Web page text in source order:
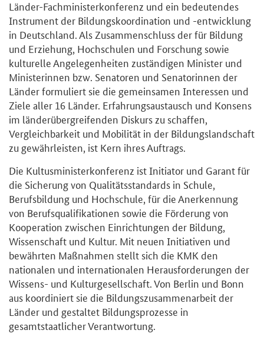
Länder-Fachministerkonferenz und ein bedeutendes
Instrument der Bildungskoordination und -entwicklung
in Deutschland. Als Zusammenschluss der für Bildung
und Erziehung, Hochschulen und Forschung sowie
kulturelle Angelegenheiten zuständigen Minister und
Ministerinnen bzw. Senatoren und Senatorinnen der
Länder formuliert sie die gemeinsamen Interessen und
Ziele aller 16 Länder. Erfahrungsaustausch und Konsens
im länderübergreifenden Diskurs zu schaffen,
Vergleichbarkeit und Mobilität in der Bildungslandschaft
zu gewährleisten, ist Kern ihres Auftrags.
Die Kultusministerkonferenz ist Initiator und Garant für
die Sicherung von Qualitätsstandards in Schule,
Berufsbildung und Hochschule, für die Anerkennung
von Berufsqualifikationen sowie die Förderung von
Kooperation zwischen Einrichtungen der Bildung,
Wissenschaft und Kultur. Mit neuen Initiativen und
bewährten Maßnahmen stellt sich die KMK den
nationalen und internationalen Herausforderungen der
Wissens- und Kulturgesellschaft. Von Berlin und Bonn
aus koordiniert sie die Bildungszusammenarbeit der
Länder und gestaltet Bildungsprozesse in
gesamtstaatlicher Verantwortung.